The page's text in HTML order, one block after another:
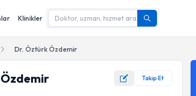
Klinikler
Dr. Öztürk Özdemir
Takip Et